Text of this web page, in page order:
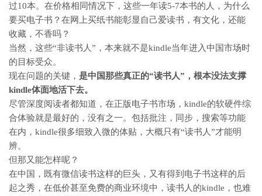
过10本。在价格相同情况下，这些一年读5-7本书的人，为什么
要买电子书？在网上买纸书能彰显自己爱读书，有文化，还能
收藏，不香吗？
当然，这些“非读书人”，本来就不是kindle当年进入中国市场时
的目标受众。
现在问题的关键， 是中国那些真正的“读书人”，根本没法支撑
kindle体面地活下去。
尽管深度阅读者都知道，在正版电子书市场，kindle的软硬件综
合体验就是最好的，没有之一。包括批注，同步，搜索等功能
在内，kindle很多细致入微的体贴，大概只有“读书人”才能明
辨。
但那又能怎样呢？
在中国，既有微信读书这样的巨头，又有得到电子书这样的后
起之秀，在低价甚至免费的商业环境中，读书人的kindle，也难